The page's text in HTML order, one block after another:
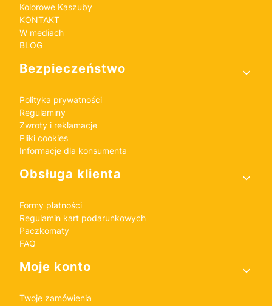
Kolorowe Kaszuby
KONTAKT
W mediach
BLOG
Bezpieczeństwo
Polityka prywatności
Regulaminy
Zwroty i reklamacje
Pliki cookies
Informacje dla konsumenta
Obsługa klienta
Formy płatności
Regulamin kart podarunkowych
Paczkomaty
FAQ
Moje konto
Twoje zamówienia